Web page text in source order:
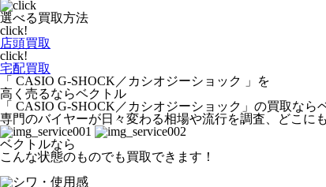
選べる買取方法
click!
店頭買取
click!
宅配買取
「 CASIO G-SHOCK／カシオジーショック 」を
高く売るならベクトル
「 CASIO G-SHOCK／カシオジーショック」の買取な
専門のバイヤーが日々変わる相場や流行を調査、どこに
ベクトルなら
こんな状態のものでも買取できます！